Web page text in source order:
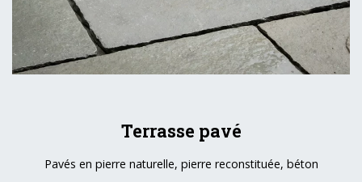
Terrasse pavé
Pavés en pierre naturelle, pierre reconstituée, béton